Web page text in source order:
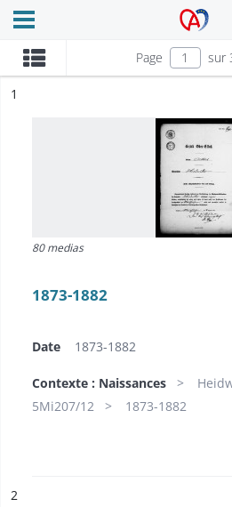
Archives Alsace
Ouvrir le menu déroulant
Page sur
n°
1
80 medias
1873-1882
Date 1873-1882
Contexte : Naissances
5Mi207/12
1873-1882
n°
2